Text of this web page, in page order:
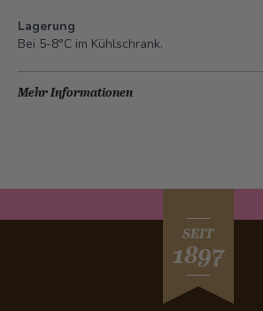
Lagerung
Bei 5-8°C im Kühlschrank.
Mehr Informationen
SEIT
1897